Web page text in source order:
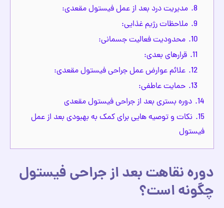
8. مدیریت درد بعد از عمل فیستول مقعدی:
9. ملاحظات رژیم غذایی:
10. محدودیت فعالیت جسمانی:
11. قرارهای بعدی:
12. علائم عوارض عمل جراحی فیستول مقعدی:
13. حمایت عاطفی:
14. دوره بستری بعد از جراحی فیستول مقعدی
15. نکات و توصیه‌ هایی برای کمک به بهبودی بعد از عمل
فیستول
دوره نقاهت بعد از جراحی فیستول
چگونه است؟